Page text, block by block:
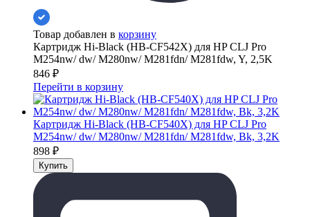
Товар добавлен в корзину
Картридж Hi-Black (HB-CF542X) для HP CLJ Pro
M254nw/ dw/ M280nw/ M281fdn/ M281fdw, Y, 2,5K
846 ₽
Перейти в корзину
Картридж Hi-Black (HB-CF540X) для HP CLJ Pro
M254nw/ dw/ M280nw/ M281fdn/ M281fdw, Bk, 3,2K
898 ₽